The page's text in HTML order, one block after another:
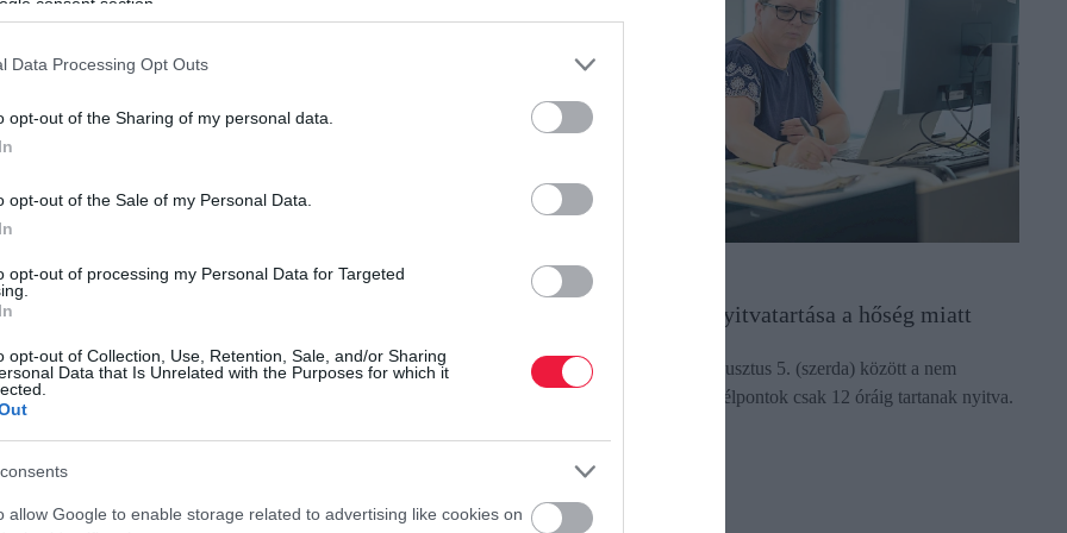
Data Processing Opt Outs
opt-out of the Sharing of my personal data.
opt-out of the Sale of my Personal Data.
opt-out of processing my Personal Data for Targeted
opt-out of Collection, Use, Retention, Sale, and/or Sharing
Data that Is Unrelated with the Purposes for which it
allow Google to enable storage related to advertising like cookies on
forrásként a Google Keresőben!
40 millió forinttól érhetők el. Siófokon a négyzetméterár
inkább 700-900 ezer forintos árszint jellemző.
értékét elsősorban az határozza meg,mennyi
ígér. A 60-80 millió forintos sávban már bővebb a
berendezéssel, néha lakórésszel kínált egységek is
forintért hirdetnek egy közvetlen vízparti, 133
alakítottak ki.
ADÓ
Így változik a NAV nyitvatartása a hőség miatt
Augusztus 3. (hétfő) és augusztus 5. (szerda) között a nem
klimatizált adóhivatali ügyfélpontok csak 12 óráig tartanak nyitva.